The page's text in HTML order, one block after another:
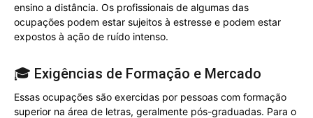
ensino a distância. Os profissionais de algumas das
ocupações podem estar sujeitos à estresse e podem estar
expostos à ação de ruído intenso.
🎓 Exigências de Formação e Mercado
Essas ocupações são exercidas por pessoas com formação
superior na área de letras, geralmente pós-graduadas. Para o